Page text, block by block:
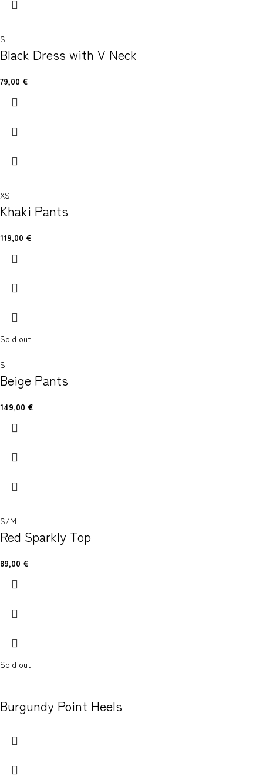
S
Black Dress with V Neck
79,00 €
XS
Khaki Pants
119,00 €
Sold out
S
Beige Pants
149,00 €
S/M
Red Sparkly Top
89,00 €
Sold out
Burgundy Point Heels